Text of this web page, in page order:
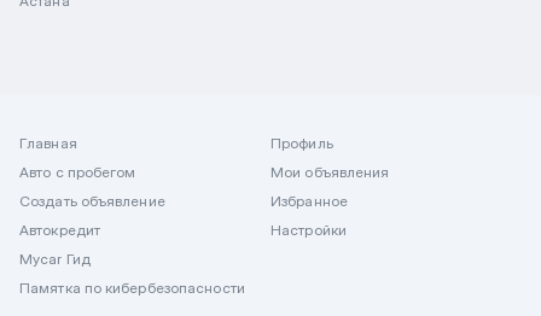
Главная
Авто с пробегом
Создать объявление
Автокредит
Mycar Гид
Памятка по кибербезопасности
Профиль
Мои объявления
Избранное
Настройки